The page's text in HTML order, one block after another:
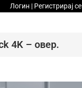
Логин | Регистрирај се
4K – овер.